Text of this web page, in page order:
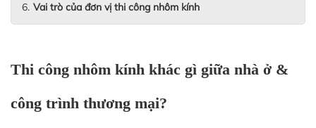
Vai trò của đơn vị thi công nhôm kính
Thi công nhôm kính khác gì giữa nhà ở &
công trình thương mại?